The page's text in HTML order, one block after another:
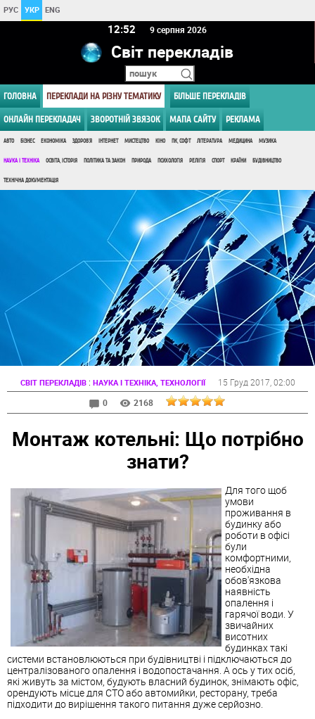
РУС УКР ENG
12 52 9 серпня 2026
Світ перекладів
ГОЛОВНА ПЕРЕКЛАДИ НА РІЗНУ ТЕМАТИКУ БІЛЬШЕ ПЕРЕКЛАДІВ
ОНЛАЙН ПЕРЕКЛАДАЧ ЗВОРОТНІЙ ЗВЯЗОК МАПА САЙТУ РЕКЛАМА
АВТО БІЗНЕС ЕКОНОМІКА ЗДОРОВ'Я ІНТЕРНЕТ МИСТЕЦТВО КІНО ПК, СОФТ ЛІТЕРАТУРА МЕДИЦИНА МУЗИКА
НАУКА І ТЕХНІКА ОСВІТА, ІСТОРІЯ ПОЛІТИКА ТА ЗАКОН ПРИРОДА ПСИХОЛОГІЯ РЕЛІГІЯ СПОРТ КРАЇНИ БУДІВНИЦТВО
ТЕХНІЧНА ДОКУМЕНТАЦІЯ
СВІТ ПЕРЕКЛАДІВ: НАУКА І ТЕХНІКА, ТЕХНОЛОГІЇ 15 Груд 2017 , 02:00
0
2168
Монтаж котельні: Що потрібно
знати?
Для того щоб
умови
проживання в
будинку або
роботи в офісі
були
комфортними,
необхідна
обов'язкова
наявність
опалення і
гарячої води. У
звичайних
висотних
будинках такі
системи встановлюються при будівництві і підключаються до
централізованого опалення і водопостачання. А ось у тих осіб,
які живуть за містом, будують власний будинок, знімають офіс,
орендують місце для СТО або автомийки, ресторану, треба
підходити до вирішення такого питання дуже серйозно.